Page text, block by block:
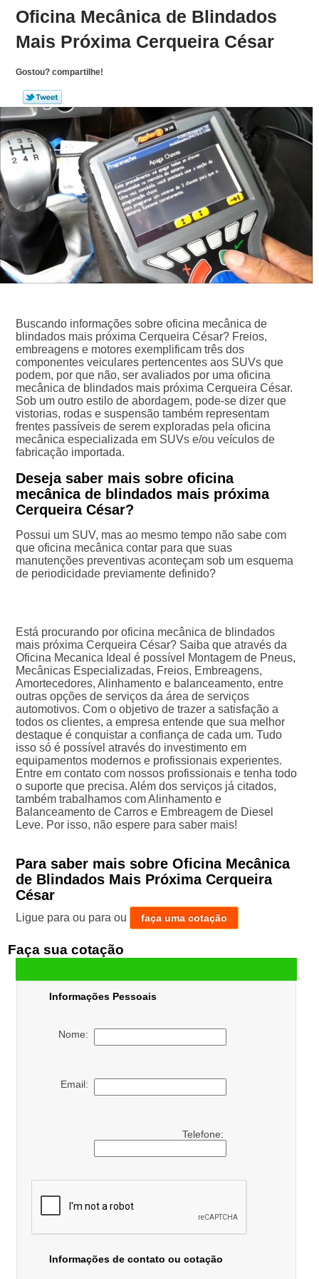
Oficina Mecânica de Blindados
Mais Próxima Cerqueira César
Gostou? compartilhe!
Buscando informações sobre oficina mecânica de
blindados mais próxima Cerqueira César? Freios,
embreagens e motores exemplificam três dos
componentes veiculares pertencentes aos SUVs que
podem, por que não, ser avaliados por uma oficina
mecânica de blindados mais próxima Cerqueira César.
Sob um outro estilo de abordagem, pode-se dizer que
vistorias, rodas e suspensão também representam
frentes passíveis de serem exploradas pela oficina
mecânica especializada em SUVs e/ou veículos de
fabricação importada.
Deseja saber mais sobre oficina
mecânica de blindados mais próxima
Cerqueira César?
Possui um SUV, mas ao mesmo tempo não sabe com
que oficina mecânica contar para que suas
manutenções preventivas aconteçam sob um esquema
de periodicidade previamente definido?
Está procurando por oficina mecânica de blindados
mais próxima Cerqueira César? Saiba que através da
Oficina Mecanica Ideal é possível Montagem de Pneus,
Mecânicas Especializadas, Freios, Embreagens,
Amortecedores, Alinhamento e balanceamento, entre
outras opções de serviços da área de serviços
automotivos. Com o objetivo de trazer a satisfação a
todos os clientes, a empresa entende que sua melhor
destaque é conquistar a confiança de cada um. Tudo
isso só é possível através do investimento em
equipamentos modernos e profissionais experientes.
Entre em contato com nossos profissionais e tenha todo
o suporte que precisa. Além dos serviços já citados,
também trabalhamos com Alinhamento e
Balanceamento de Carros e Embreagem de Diesel
Leve. Por isso, não espere para saber mais!
Para saber mais sobre Oficina Mecânica
de Blindados Mais Próxima Cerqueira
César
Ligue para ou para ou faça uma cotação
Faça sua cotação
Informações Pessoais
Nome:
Email:
Telefone:
Informações de contato ou cotação